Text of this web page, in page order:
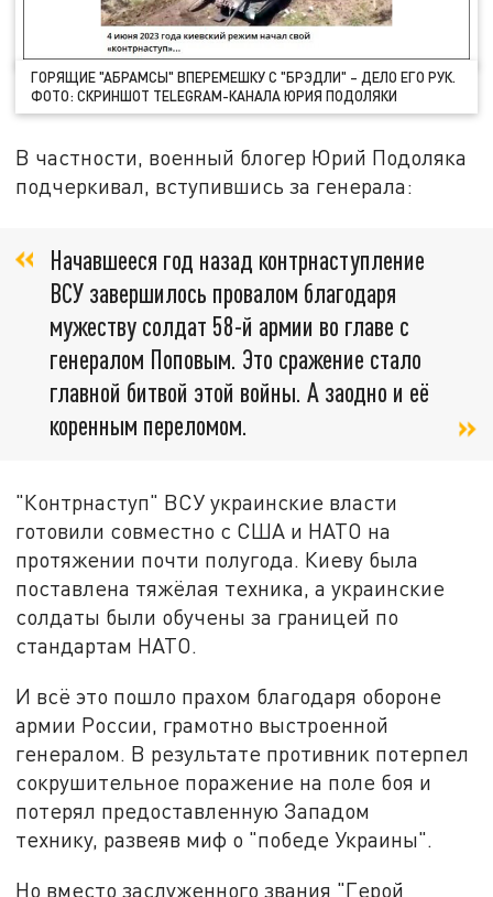
ГОРЯЩИЕ "АБРАМСЫ" ВПЕРЕМЕШКУ С "БРЭДЛИ" – ДЕЛО ЕГО РУК.
ФОТО: СКРИНШОТ TELEGRAM-КАНАЛА ЮРИЯ ПОДОЛЯКИ
В частности, военный блогер Юрий Подоляка
подчеркивал, вступившись за генерала:
Начавшееся год назад контрнаступление
ВСУ завершилось провалом благодаря
мужеству солдат 58-й армии во главе с
генералом Поповым. Это сражение стало
главной битвой этой войны. А заодно и её
коренным переломом.
"Контрнаступ" ВСУ украинские власти
готовили совместно с США и НАТО на
протяжении почти полугода. Киеву была
поставлена тяжёлая техника, а украинские
солдаты были обучены за границей по
стандартам НАТО.
И всё это пошло прахом благодаря обороне
армии России, грамотно выстроенной
генералом. В результате противник потерпел
сокрушительное поражение на поле боя и
потерял предоставленную Западом
технику, развеяв миф о "победе Украины".
Но вместо заслуженного звания "Герой